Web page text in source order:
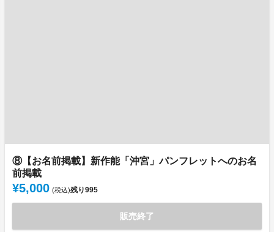
⑧【お名前掲載】新作能「沖宮」パンフレットへのお名
前掲載
¥5,000 (税込)残り995
販売終了